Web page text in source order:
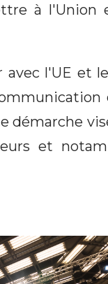
à l'Union
avec l'UE et
démarche
et